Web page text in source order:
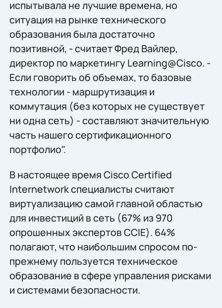
испытывала не лучшие времена, но
ситуация на рынке технического
образования была достаточно
позитивной, - считает Фред Вайлер,
директор по маркетингу Learning@Cisco. -
Если говорить об объемах, то базовые
технологии - маршрутизация и
коммутация (без которых не существует
ни одна сеть) - составляют значительную
часть нашего сертификационного
портфолио".
В настоящее время Cisco Certified
Internetwork специалисты считают
виртуализацию самой главной областью
для инвестиций в сеть (67% из 970
опрошенных экспертов CCIE). 64%
полагают, что наибольшим спросом по-
прежнему пользуется техническое
образование в сфере управления рисками
и системами безопасности.